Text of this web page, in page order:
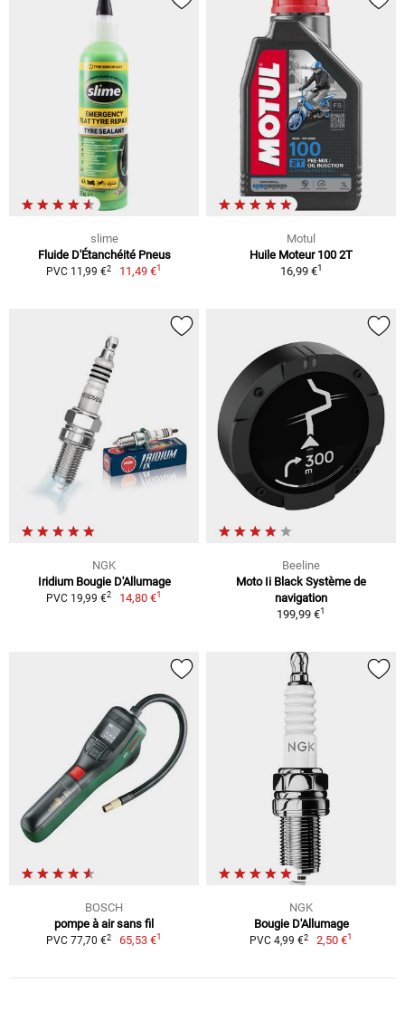
slime
Fluide D'Étanchéité Pneus
PVC 11,99 €2 11,49 €1
Motul
Huile Moteur 100 2T
16,99 €1
NGK
Iridium Bougie D'Allumage
PVC 19,99 €2 14,80 €1
Beeline
Moto Ii Black Système de
navigation
199,99 €1
BOSCH
pompe à air sans fil
PVC 77,70 €2 65,53 €1
NGK
Bougie D'Allumage
PVC 4,99 €2 2,50 €1